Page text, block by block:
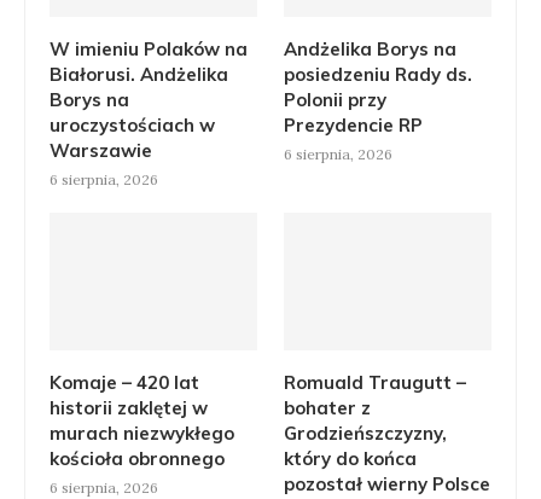
W imieniu Polaków na
Białorusi. Andżelika
Borys na
uroczystościach w
Warszawie
6 sierpnia, 2026
Andżelika Borys na
posiedzeniu Rady ds.
Polonii przy
Prezydencie RP
6 sierpnia, 2026
Komaje – 420 lat
historii zaklętej w
murach niezwykłego
kościoła obronnego
6 sierpnia, 2026
Romuald Traugutt –
bohater z
Grodzieńszczyzny,
który do końca
pozostał wierny Polsce